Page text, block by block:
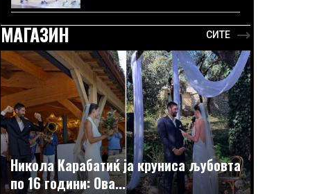
МАГАЗИН СИТЕ
Никола Карабатиќ ја круниса љубовта
по 16 години: Ова...